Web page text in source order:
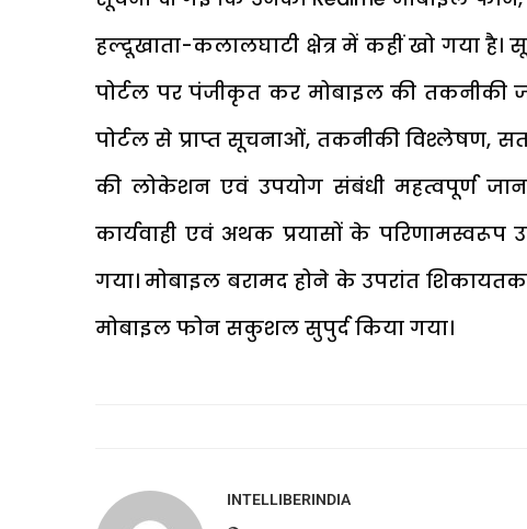
हल्दूखाता-कलालघाटी क्षेत्र में कहीं खो गया है।
पोर्टल पर पंजीकृत कर मोबाइल की तकनीकी
पोर्टल से प्राप्त सूचनाओं, तकनीकी विश्लेषण,
की लोकेशन एवं उपयोग संबंधी महत्वपूर्ण
कार्यवाही एवं अथक प्रयासों के
गया। मोबाइल बरामद होने के उपरांत
मोबाइल फोन सकुशल सुपुर्द किया गया।
INTELLIBERINDIA